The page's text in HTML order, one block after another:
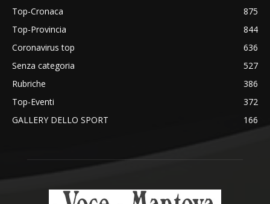
Top-Cronaca
875
Top-Provincia
844
Coronavirus top
636
Senza categoria
527
Rubriche
386
Top-Eventi
372
GALLERY DELLO SPORT
166